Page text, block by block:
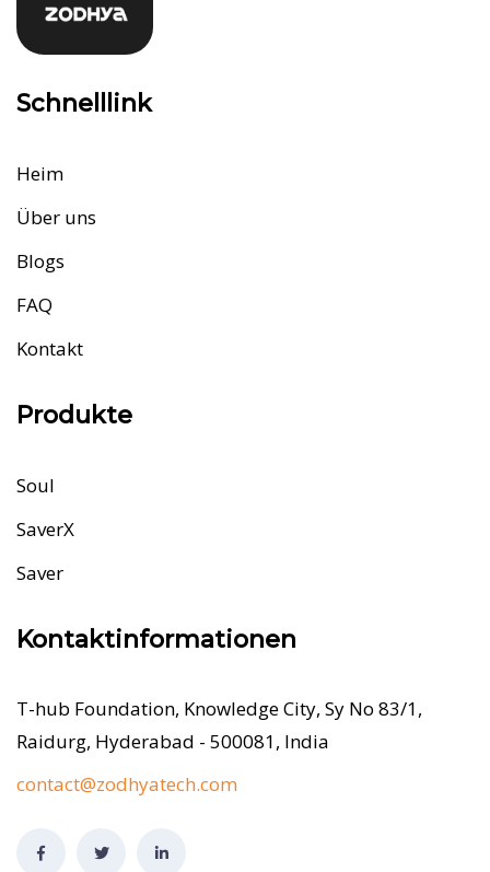
Schnelllink
Heim
Über uns
Blogs
FAQ
Kontakt
Produkte
Soul
SaverX
Saver
Kontaktinformationen
T-hub Foundation, Knowledge City, Sy No 83/1,
Raidurg, Hyderabad - 500081, India
contact@zodhyatech.com